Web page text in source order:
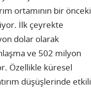
ortamının bir önceki
İlk çeyrekte
dolar olarak
ve 502 milyon
Özellikle küresel
düşüşlerinde etkili